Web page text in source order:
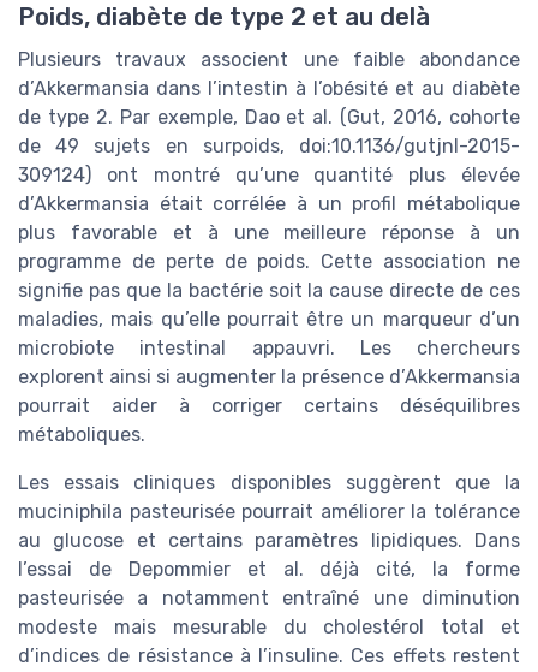
Poids, diabète de type 2 et au delà
Plusieurs travaux associent une faible abondance
d’Akkermansia dans l’intestin à l’obésité et au diabète
de type 2. Par exemple, Dao et al. (Gut, 2016, cohorte
de 49 sujets en surpoids, doi:10.1136/gutjnl-2015-
309124) ont montré qu’une quantité plus élevée
d’Akkermansia était corrélée à un profil métabolique
plus favorable et à une meilleure réponse à un
programme de perte de poids. Cette association ne
signifie pas que la bactérie soit la cause directe de ces
maladies, mais qu’elle pourrait être un marqueur d’un
microbiote intestinal appauvri. Les chercheurs
explorent ainsi si augmenter la présence d’Akkermansia
pourrait aider à corriger certains déséquilibres
métaboliques.
Les essais cliniques disponibles suggèrent que la
muciniphila pasteurisée pourrait améliorer la tolérance
au glucose et certains paramètres lipidiques. Dans
l’essai de Depommier et al. déjà cité, la forme
pasteurisée a notamment entraîné une diminution
modeste mais mesurable du cholestérol total et
d’indices de résistance à l’insuline. Ces effets restent